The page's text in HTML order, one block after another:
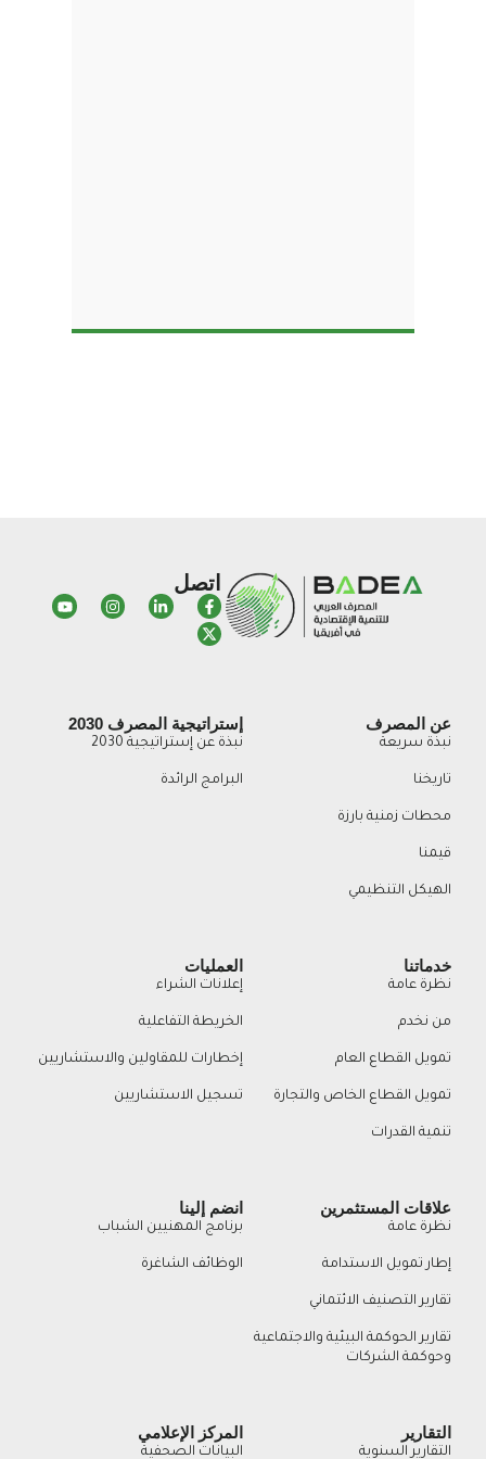
اتصل
عن المصرف
نبذة سريعة
تاريخنا
محطات زمنية بارزة
قيمنا
الهيكل التنظيمي
إستراتيجية المصرف 2030
نبذة عن إستراتيجية 2030
البرامج الرائدة
خدماتنا
نظرة عامة
من نخدم
تمويل القطاع العام
تمويل القطاع الخاص والتجارة
تنمية القدرات
العمليات
إعلانات الشراء
الخريطة التفاعلية
إخطارات للمقاولين والاستشاريين
تسجيل الاستشاريين
علاقات المستثمرين
نظرة عامة
إطار تمويل الاستدامة
تقارير التصنيف الائتماني
تقارير الحوكمة البيئية والاجتماعية
وحوكمة الشركات
انضم إلينا
برنامج المهنيين الشباب
الوظائف الشاغرة
التقارير
التقارير السنوية
المركز الإعلامي
البيانات الصحفية